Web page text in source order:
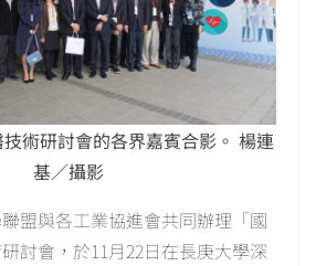
術研討會的各界嘉賓合影。 楊連
基／攝影
盟與各工業協進會共同辦理「國
討會，於11月22日在長庚大學深